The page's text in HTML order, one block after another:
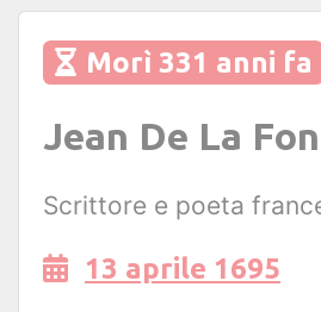
Morì 331 anni fa
Jean De La
Scrittore e poeta
13 aprile 1695